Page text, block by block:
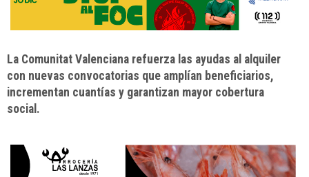
La Comunitat Valenciana refuerza las ayudas al alquiler
con nuevas convocatorias que amplían beneficiarios,
incrementan cuantías y garantizan mayor cobertura
social.